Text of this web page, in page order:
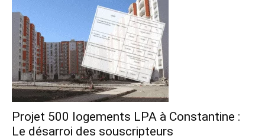
Projet 500 logements LPA à Constantine :
Le désarroi des souscripteurs